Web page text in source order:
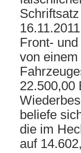
Front-
von
22.500,00
beliefe
die im
auf